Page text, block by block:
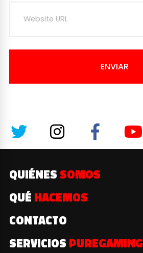
ENVIAR
QUIÉNES SOMOS
QUÉ HACEMOS
CONTACTO
SERVICIOS PUREGAMING